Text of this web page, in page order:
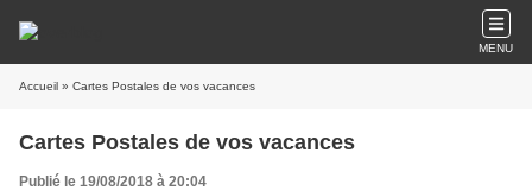
MENU
Accueil » Cartes Postales de vos vacances
Cartes Postales de vos vacances
Publié le 19/08/2018 à 20:04